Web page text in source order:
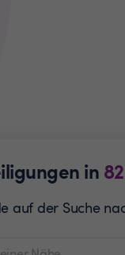
in
auf der Suche